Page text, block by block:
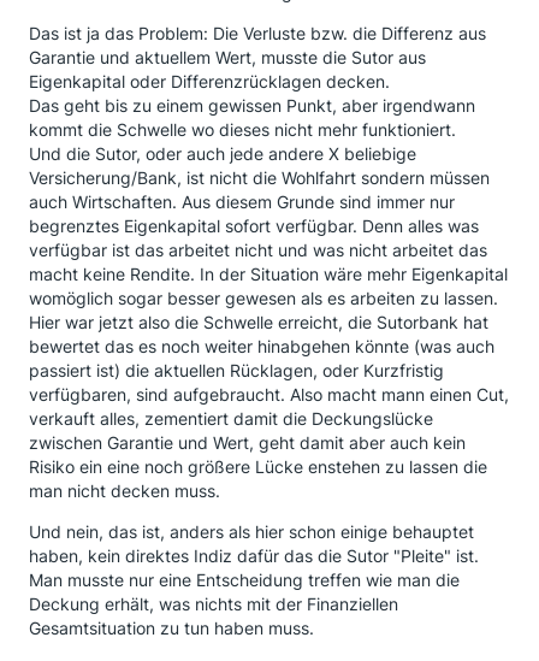
Das ist ja das Problem: Die Verluste bzw. die Differenz aus
Garantie und aktuellem Wert, musste die Sutor aus
Eigenkapital oder Differenzrücklagen decken.
Das geht bis zu einem gewissen Punkt, aber irgendwann
kommt die Schwelle wo dieses nicht mehr funktioniert.
Und die Sutor, oder auch jede andere X beliebige
Versicherung/Bank, ist nicht die Wohlfahrt sondern müssen
auch Wirtschaften. Aus diesem Grunde sind immer nur
begrenztes Eigenkapital sofort verfügbar. Denn alles was
verfügbar ist das arbeitet nicht und was nicht arbeitet das
macht keine Rendite. In der Situation wäre mehr Eigenkapital
womöglich sogar besser gewesen als es arbeiten zu lassen.
Hier war jetzt also die Schwelle erreicht, die Sutorbank hat
bewertet das es noch weiter hinabgehen könnte (was auch
passiert ist) die aktuellen Rücklagen, oder Kurzfristig
verfügbaren, sind aufgebraucht. Also macht mann einen Cut,
verkauft alles, zementiert damit die Deckungslücke
zwischen Garantie und Wert, geht damit aber auch kein
Risiko ein eine noch größere Lücke enstehen zu lassen die
man nicht decken muss.
Und nein, das ist, anders als hier schon einige behauptet
haben, kein direktes Indiz dafür das die Sutor "Pleite" ist.
Man musste nur eine Entscheidung treffen wie man die
Deckung erhält, was nichts mit der Finanziellen
Gesamtsituation zu tun haben muss.